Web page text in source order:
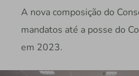
A nova composição do
mandatos até a posse do
em 2023.